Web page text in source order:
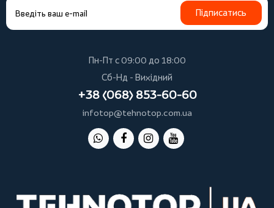
Підписатись
Пн-Пт с 09:00 до 18:00
Сб-Нд - Вихідний
+38 (068) 853-60-60
infotop@tehnotop.com.ua